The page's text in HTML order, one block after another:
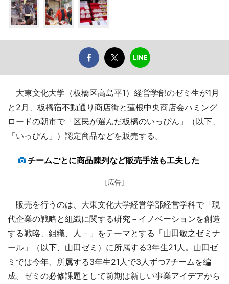
大東文化大学（板橋区高島平1）経営学部のゼミ生が1月
と2月、板橋宿不動通り商店街と蓮根中央商店会ハミング
ロードの朝市で「区民が選んだ板橋のいっぴん」（以下、
「いっぴん」）認定商品などを販売する。
チームごとに商品陳列など販売手法も工夫した
［広告］
販売を行うのは、大東文化大学経営学部経営学科で「現
代企業の戦略と組織に関する研究－イノベーションを創造
する戦略、組織、人－」をテーマとする「山田敏之ゼミナ
ール」（以下、山田ゼミ）に所属する3年生21人。山田ゼ
ミでは今年、所属する3年生21人で3人ずつ7チームを編
成。ゼミの必修課題として前期は新しい事業アイデアから